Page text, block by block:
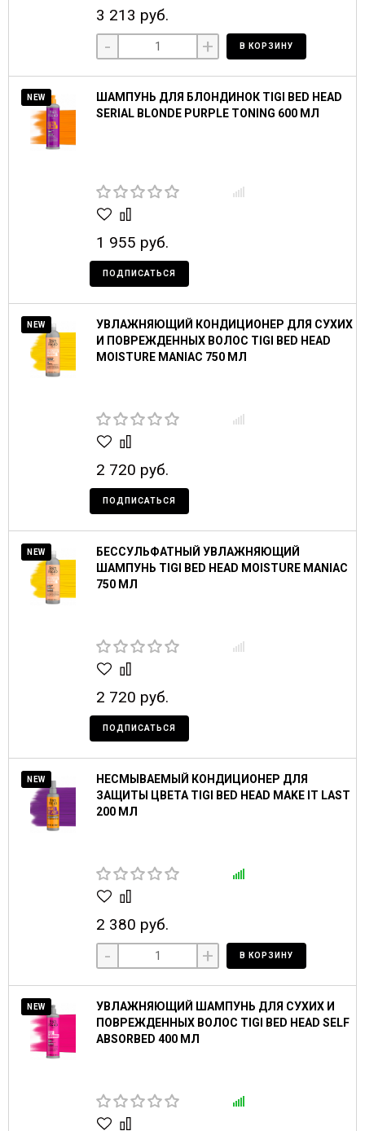
3 213 руб.
- + В КОРЗИНУ
NEW
ШАМПУНЬ ДЛЯ БЛОНДИНОК TIGI BED HEAD
SERIAL BLONDE PURPLE TONING 600 МЛ
1 955 руб.
ПОДПИСАТЬСЯ
NEW
УВЛАЖНЯЮЩИЙ КОНДИЦИОНЕР ДЛЯ СУХИХ
И ПОВРЕЖДЕННЫХ ВОЛОС TIGI BED HEAD
MOISTURE MANIAC 750 МЛ
2 720 руб.
ПОДПИСАТЬСЯ
NEW
БЕССУЛЬФАТНЫЙ УВЛАЖНЯЮЩИЙ
ШАМПУНЬ TIGI BED HEAD MOISTURE MANIAC
750 МЛ
2 720 руб.
ПОДПИСАТЬСЯ
NEW
НЕСМЫВАЕМЫЙ КОНДИЦИОНЕР ДЛЯ
ЗАЩИТЫ ЦВЕТА TIGI BED HEAD MAKE IT LAST
200 МЛ
2 380 руб.
- + В КОРЗИНУ
NEW
УВЛАЖНЯЮЩИЙ ШАМПУНЬ ДЛЯ СУХИХ И
ПОВРЕЖДЕННЫХ ВОЛОС TIGI BED HEAD SELF
ABSORBED 400 МЛ